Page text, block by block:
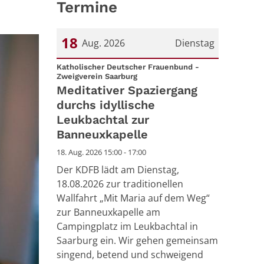
Termine
Dienstag
18 Aug. 2026
Datum: 18. August 2026
Katholischer Deutscher Frauenbund -
Zweigverein Saarburg:
Meditativer Spaziergang
durchs idyllische
Leukbachtal zur
Banneuxkapelle
18. Aug. 2026 15:00 - 17:00
Der KDFB lädt am Dienstag,
18.08.2026 zur traditionellen
Wallfahrt „Mit Maria auf dem Weg“
zur Banneuxkapelle am
Campingplatz im Leukbachtal in
Saarburg ein. Wir gehen gemeinsam
singend, betend und schweigend